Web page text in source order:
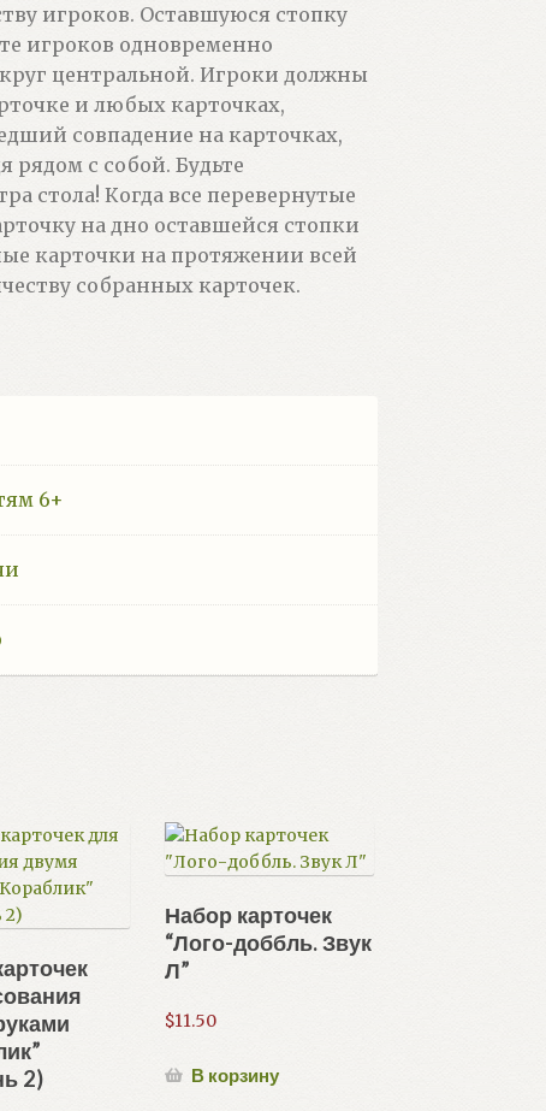
игроков. Оставшуюся стопку
игроков одновременно
центральной. Игроки должны
и любых карточках,
совпадение на карточках,
рядом с собой. Будьте
стола! Когда все перевернутые
на дно оставшейся стопки
карточки на протяжении всей
собранных карточек.
6+
2)
Набор карточек
“Лого-доббль. Звук
Л”
$11.50
В корзину